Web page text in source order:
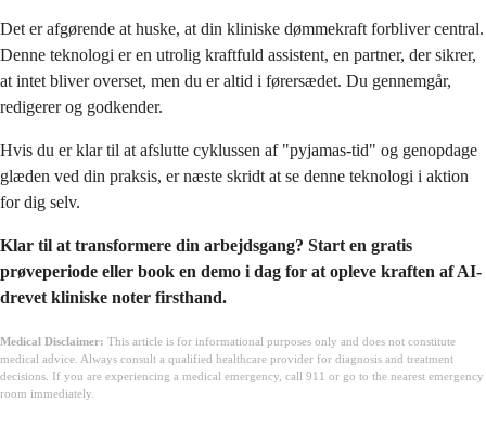
Det er afgørende at huske, at din kliniske dømmekraft forbliver central.
Denne teknologi er en utrolig kraftfuld assistent, en partner, der sikrer,
at intet bliver overset, men du er altid i førersædet. Du gennemgår,
redigerer og godkender.
Hvis du er klar til at afslutte cyklussen af "pyjamas-tid" og genopdage
glæden ved din praksis, er næste skridt at se denne teknologi i aktion
for dig selv.
Klar til at transformere din arbejdsgang? Start en gratis
prøveperiode eller book en demo i dag for at opleve kraften af AI-
drevet kliniske noter firsthand.
Medical Disclaimer: This article is for informational purposes only and does not constitute
medical advice. Always consult a qualified healthcare provider for diagnosis and treatment
decisions. If you are experiencing a medical emergency, call 911 or go to the nearest emergency
room immediately.